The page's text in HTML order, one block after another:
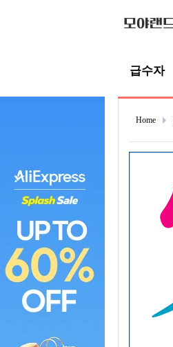
급수자
Home